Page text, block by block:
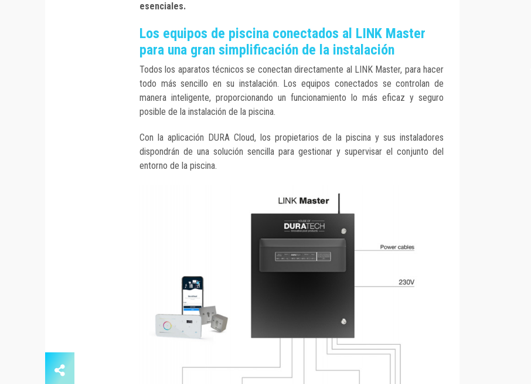
esenciales.
Los equipos de piscina conectados al LINK Master
para una gran simplificación de la instalación
Todos los aparatos técnicos se conectan directamente al LINK Master, para hacer
todo más sencillo en su instalación. Los equipos conectados se controlan de
manera inteligente, proporcionando un funcionamiento lo más eficaz y seguro
posible de la instalación de la piscina.
Con la aplicación DURA Cloud, los propietarios de la piscina y sus instaladores
dispondrán de una solución sencilla para gestionar y supervisar el conjunto del
entorno de la piscina.